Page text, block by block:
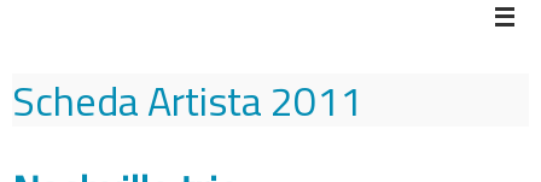
Scheda Artista2011